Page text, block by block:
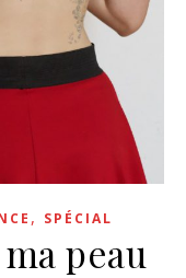
, SPÉCIAL
peau